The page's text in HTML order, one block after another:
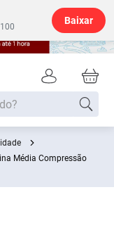
Baixar
Média Compressão